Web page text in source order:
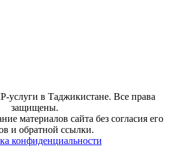
услуги в Таджикистане. Все права
защищены.
материалов сайта без согласия его
и обратной ссылки.
конфиденциальности